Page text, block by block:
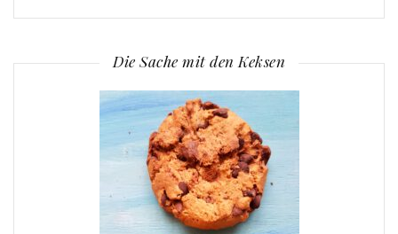
Die Sache mit den Keksen